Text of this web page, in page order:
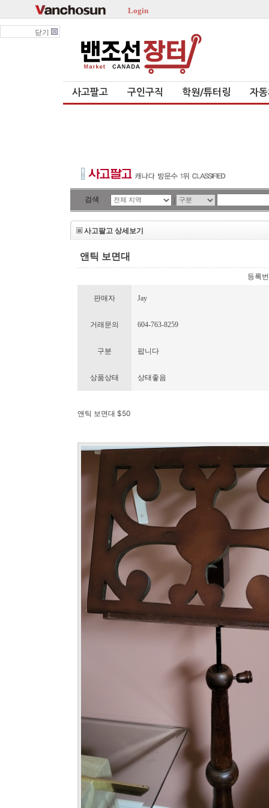
Login
닫기
사고팔고 구인구직 학원/튜터링 자
검색 |
사고팔고 상세보기
앤틱 보면대
등록
판매자 Jay
거래문의 604-763-8259
구분 팝니다
상품상태 상태좋음
앤틱 보면대 $50